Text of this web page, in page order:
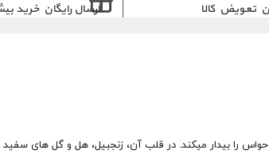
تعویض کالا ارسال رایگان خرید بیش از 5
را بیدار میکند. در قلب آن، زنجبیل، هل و گل های